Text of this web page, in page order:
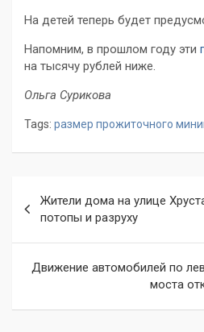
На детей теперь будет
Напомним, в прошлом году эти
на тысячу рублей ниже.
Ольга Сурикова
Tags: размер прожиточного
по
записям
Жители дома на улице
потопы и разруху
Движение автомобилей по
моста